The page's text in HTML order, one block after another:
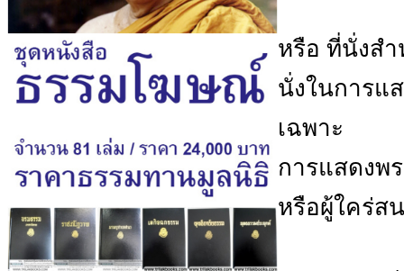
หรือ ที่นั่งส
นั่งในการแ
เฉพาะ
การแสดงพ
หรือผู้ใคร่ส